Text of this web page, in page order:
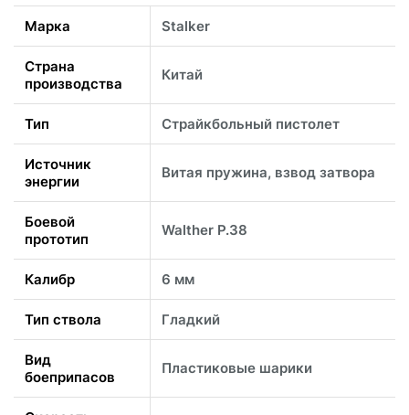
Марка Stalker
Страна
производства
Китай
Тип Страйкбольный пистолет
Источник
энергии
Витая пружина, взвод затвора
Боевой
прототип
Walther P.38
Калибр 6 мм
Тип ствола Гладкий
Вид
боеприпасов
Пластиковые шарики